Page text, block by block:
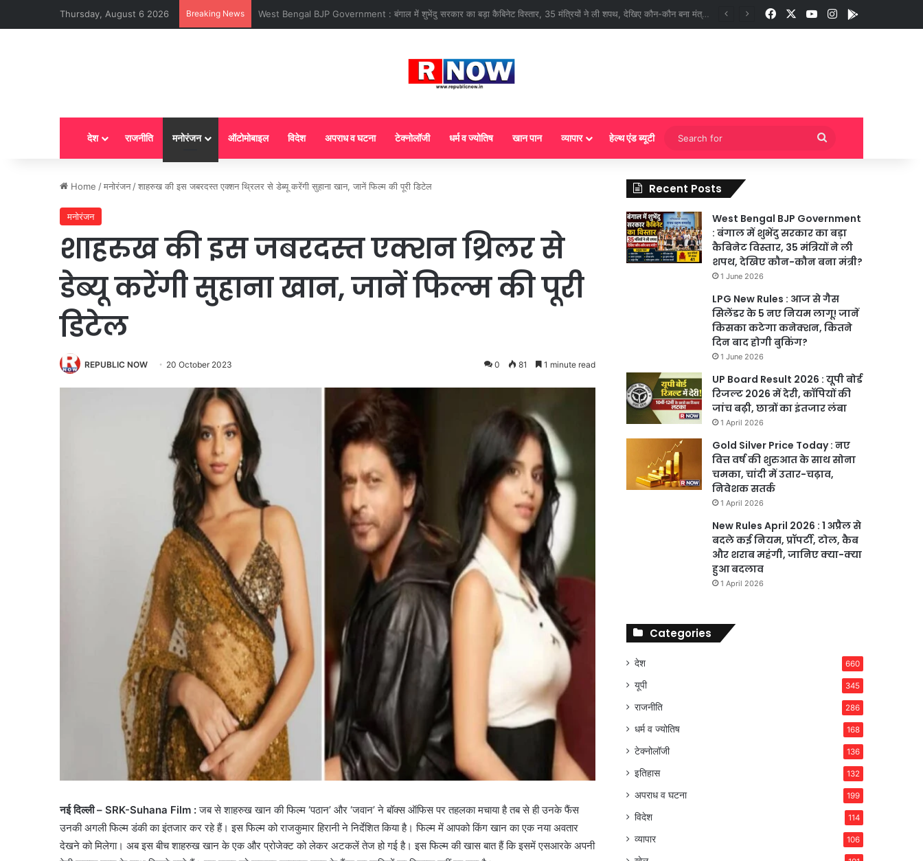
Thursday, August 6 2026 Breaking News LPG New Rules : आज से गैस सिलेंडर के 5 नए नियम लागू! जानें किसका कटेगा कनेक्शन, कितने दिन बाद होगी बुकिंग? FacebookYouTubeInstagram
देश राजनीति मनोरंजन ऑटोमोबाइल विदेश अपराध व घटना टेक्नोलॉजी धर्म व ज्योतिष खान पान व्यापार हेल्थ एंड ब्यूटी
Search
for
Home /मनोरंजन /शाहरुख की इस जबरदस्त एक्शन थ्रिलर से डेब्यू करेंगी सुहाना खान, जानें फिल्म की पूरी डिटेल
मनोरंजन
शाहरुख की इस जबरदस्त एक्शन थ्रिलर से
डेब्यू करेंगी सुहाना खान, जानें फिल्म की पूरी
डिटेल
REPUBLIC NOW 20 October 2023 0 81 1 minute read
नई दिल्ली – SRK-Suhana Film :जब से शाहरुख खान की फिल्म ‘पठान’ और ‘जवान’ ने बॉक्स ऑफिस पर तहलका मचाया है तब से ही उनके फैंस
उनकी अगली फिल्म डंकी का इंतजार कर रहे हैं। इस फिल्म को राजकुमार हिरानी ने निर्देशित किया है। फिल्म में आपको किंग खान का एक नया अवतार
देखने को मिलेगा। अब इस बीच शाहरुख खान के एक और प्रोजेक्ट को लेकर अटकलें तेज हो गई है। इस फिल्म की खास बात हैं कि इसमें एसआरके अपनी
Recent Posts
West Bengal BJP Government
: बंगाल में शुभेंदु सरकार का बड़ा
कैबिनेट विस्तार, 35 मंत्रियों ने ली
शपथ, देखिए कौन-कौन बना मंत्री?
1 June 2026
LPG New Rules : आज से गैस
सिलेंडर के 5 नए नियम लागू! जानें
किसका कटेगा कनेक्शन, कितने
दिन बाद होगी बुकिंग?
1 June 2026
UP Board Result 2026 : यूपी बोर्ड
रिजल्ट 2026 में देरी, कॉपियों की
जांच बढ़ी, छात्रों का इंतजार लंबा
1 April 2026
Gold Silver Price Today : नए
वित्त वर्ष की शुरुआत के साथ सोना
चमका, चांदी में उतार-चढ़ाव,
निवेशक सतर्क
1 April 2026
New Rules April 2026 : 1 अप्रैल से
बदले कई नियम, प्रॉपर्टी, टोल, कैब
और शराब महंगी, जानिए क्या-क्या
हुआ बदलाव
1 April 2026
Categories
देश 660
यूपी 345
राजनीति 286
धर्म व ज्योतिष 168
टेक्नोलॉजी 136
इतिहास 132
अपराध व घटना 199
विदेश 114
व्यापार 106